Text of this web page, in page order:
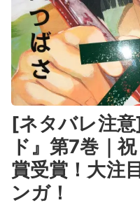
[ネタバレ注
ド』第7巻｜
賞受賞！大注
ンガ！